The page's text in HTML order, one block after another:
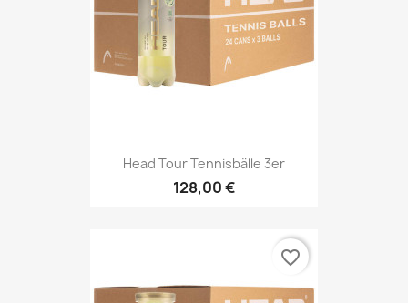
Head Tour Tennisbälle 3er
128,00 €
favorite_border